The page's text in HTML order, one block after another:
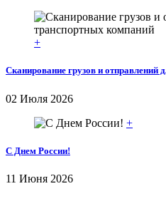
+
Сканирование грузов и отправлений
02 Июля 2026
+
С Днем России!
11 Июня 2026